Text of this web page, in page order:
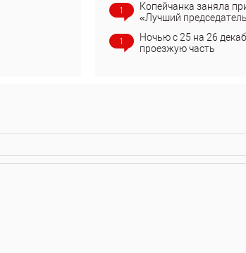
1
Копейчанка заняла
«Лучший
1
Ночью с 25 на 26
проезжую часть